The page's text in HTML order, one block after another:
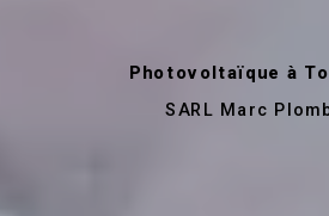
Photovoltaïque à
SARL Marc